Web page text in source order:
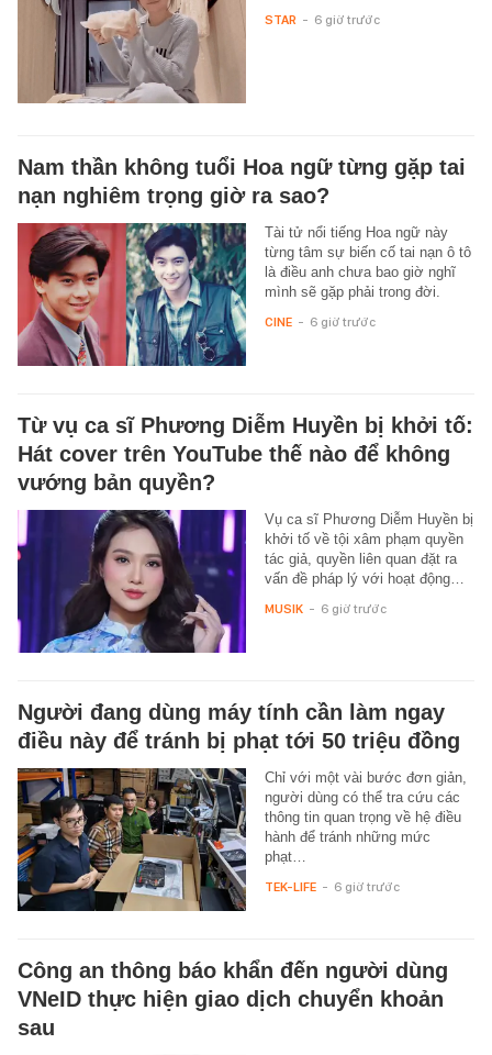
STAR - 6 giờ trước
Nam thần không tuổi Hoa ngữ từng gặp tai
nạn nghiêm trọng giờ ra sao?
Tài tử nổi tiếng Hoa ngữ này
từng tâm sự biến cố tai nạn ô tô
là điều anh chưa bao giờ nghĩ
mình sẽ gặp phải trong đời.
CINE - 6 giờ trước
Từ vụ ca sĩ Phương Diễm Huyền bị khởi tố:
Hát cover trên YouTube thế nào để không
vướng bản quyền?
Vụ ca sĩ Phương Diễm Huyền bị
khởi tố về tội xâm phạm quyền
tác giả, quyền liên quan đặt ra
vấn đề pháp lý với hoạt động…
MUSIK - 6 giờ trước
Người đang dùng máy tính cần làm ngay
điều này để tránh bị phạt tới 50 triệu đồng
Chỉ với một vài bước đơn giản,
người dùng có thể tra cứu các
thông tin quan trọng về hệ điều
hành để tránh những mức
phạt…
TEK-LIFE - 6 giờ trước
Công an thông báo khẩn đến người dùng
VNeID thực hiện giao dịch chuyển khoản
sau